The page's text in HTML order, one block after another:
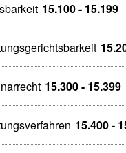
15.100 - 15.199
15.300 - 15.399
15.400 -